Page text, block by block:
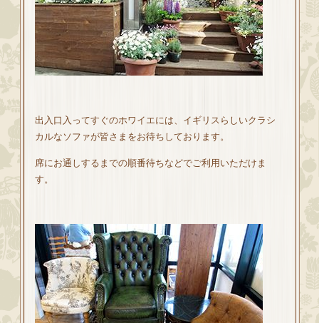
出入口入ってすぐのホワイエには、イギリスらしいクラシ
カルなソファが皆さまをお待ちしております。
席にお通しするまでの順番待ちなどでご利用いただけま
す。